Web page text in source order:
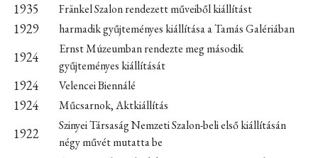
1935 Fränkel Szalon rendezett műveiből kiállítást
1929 harmadik gyűjteményes kiállítása a Tamás Galériában
1924
Ernst Múzeumban rendezte meg második
gyűjteményes kiállítását
1924 Velencei Biennálé
1924 Műcsarnok, Aktkiállítás
1922
Szinyei Társaság Nemzeti Szalon-beli első kiállításán
négy művét mutatta be